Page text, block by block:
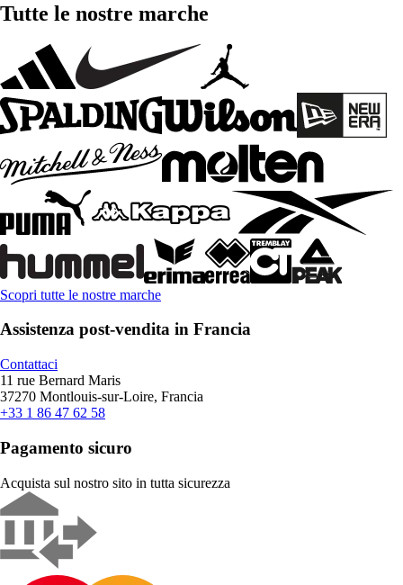
Tutte le nostre marche
Scopri tutte le nostre marche
Assistenza post-vendita in Francia
Contattaci
11 rue Bernard Maris
37270 Montlouis-sur-Loire, Francia
+33 1 86 47 62 58
Pagamento sicuro
Acquista sul nostro sito in tutta sicurezza